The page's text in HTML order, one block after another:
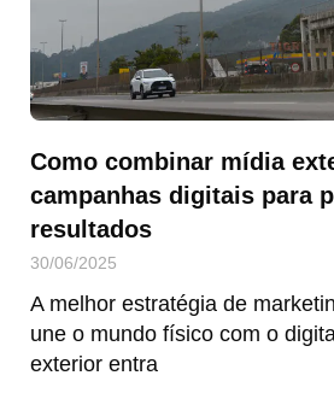
Como combinar mídia
campanhas digitais para
resultados
30/06/2025
A melhor estratégia de
une o mundo físico com o
exterior entra